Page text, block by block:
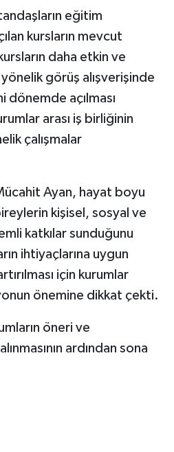
eğitim
kursların mevcut
daha etkin ve
görüş alışverişinde
dönemde açılması
arası iş birliğinin
çalışmalar
Ayan, hayat boyu
kişisel, sosyal ve
katkılar sunduğunu
ihtiyaçlarına uygun
için kurumlar
önemine dikkat çekti.
öneri ve
ardından sona